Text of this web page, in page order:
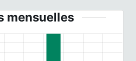
mensuelles